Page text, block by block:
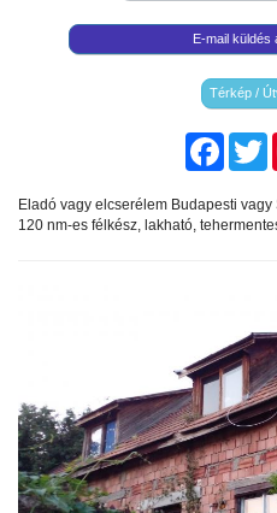
E-mail küldés
Térkép /
Eladó vagy elcserélem Budapesti
120 nm-es félkész, lakható,